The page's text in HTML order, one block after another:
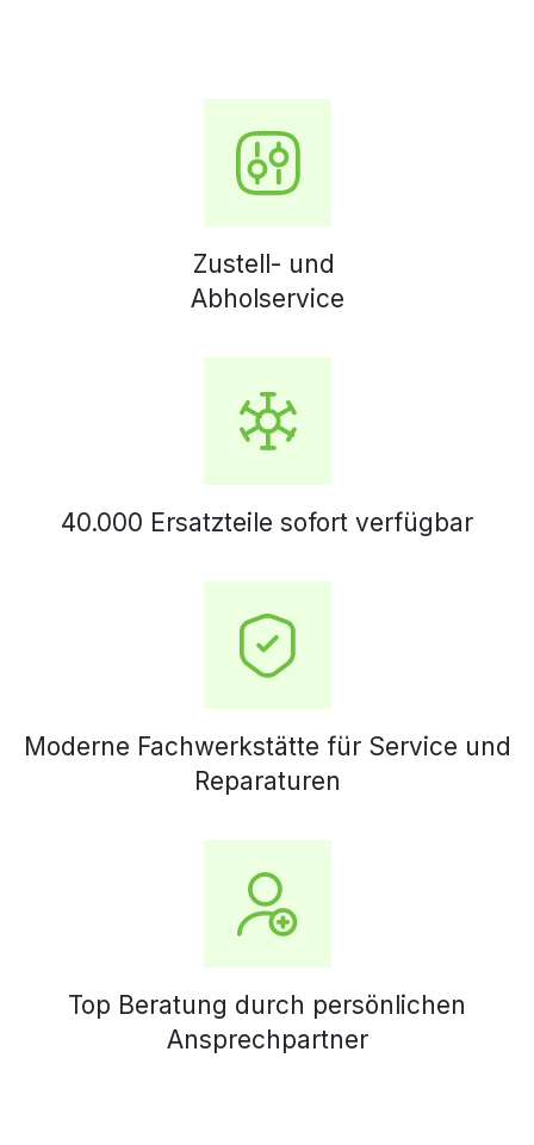
Zustell- und
Abholservice
40.000 Ersatzteile sofort verfügbar
Moderne Fachwerkstätte für Service und
Reparaturen
Top Beratung durch persönlichen
Ansprechpartner